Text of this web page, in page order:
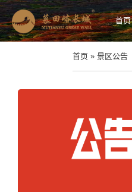
首页
首页 » 景区公告